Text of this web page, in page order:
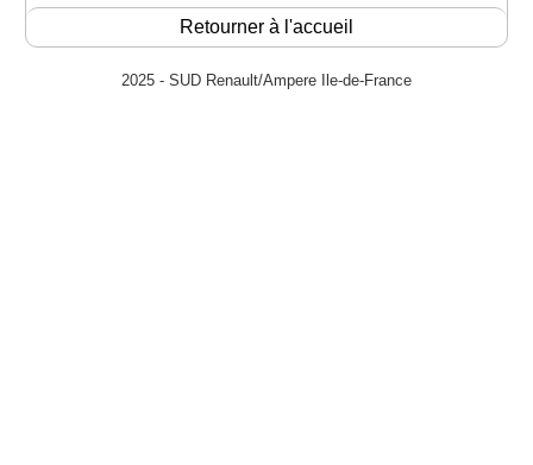
Retourner à l'accueil
2025 - SUD Renault/Ampere Ile-de-France